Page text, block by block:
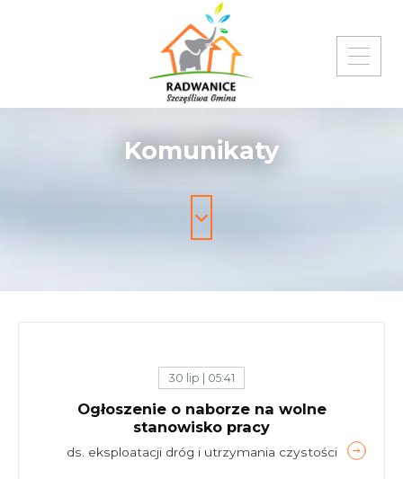
Strona główna Komunikaty
Komunikaty
30 lip | 05:41
Ogłoszenie o naborze na wolne
stanowisko pracy
ds. eksploatacji dróg i utrzymania czystości